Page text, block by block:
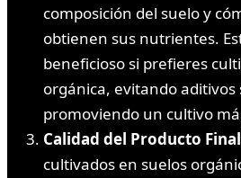
composición del suelo y
obtienen sus nutrientes.
beneficioso si prefieres
orgánica, evitando aditivos
promoviendo un cultivo
Calidad del Producto
cultivados en suelos